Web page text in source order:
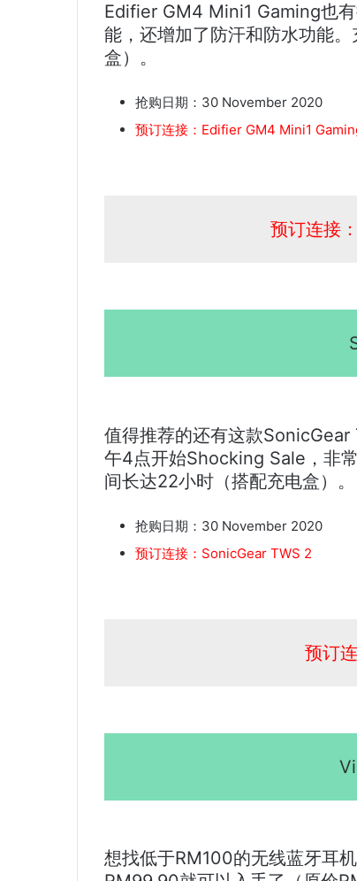
Edifier GM4 Mini1 Gaming也
能，还增加了防汗和防水功能
盒）。
抢购日期：30 November 2020
预订连接：Edifier GM4 Mini1
预订连接
值得推荐的还有这款
午4点开始Shocking Sale，非
间长达22小时（搭配充电盒）。
抢购日期：30 November 2020
预订连接：SonicGear TWS 2
预订
想找低于RM100的无线蓝牙耳